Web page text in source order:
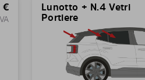
€
Lunotto + N.4 Vetri
Portiere